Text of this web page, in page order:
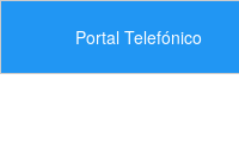
Portal Telefónico